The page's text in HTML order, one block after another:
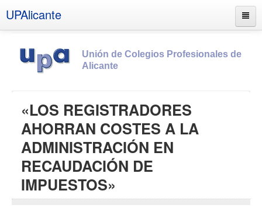
UPAlicante
Unión de Colegios Profesionales de
Alicante
Socios
Estatutos
Documentos
Boletines
«LOS REGISTRADORES
AHORRAN COSTES A LA
ADMINISTRACIÓN EN
RECAUDACIÓN DE
IMPUESTOS»